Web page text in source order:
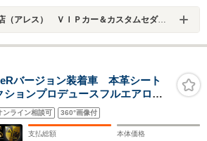
アレス） ＶＩＰカー＆カスタムセダン専門店
バージョン装着車 本革シート
ョンプロデュースフルエアロ
調 新品WORKランベック19AW
アピースマフラー ツートンカ
ンライン相談可 360°画像付
支払総額 本体価格